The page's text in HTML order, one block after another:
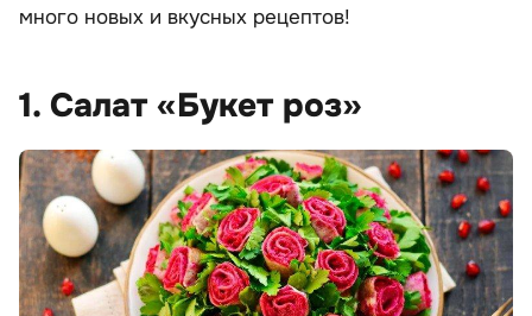
много новых и вкусных рецептов!
1. Салат «Букет роз»